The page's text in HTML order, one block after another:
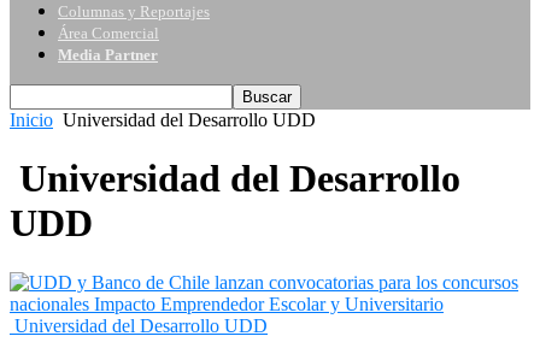
Columnas y Reportajes
Área Comercial
Media Partner
Inicio Universidad del Desarrollo UDD
Universidad del Desarrollo
UDD
Universidad del Desarrollo UDD